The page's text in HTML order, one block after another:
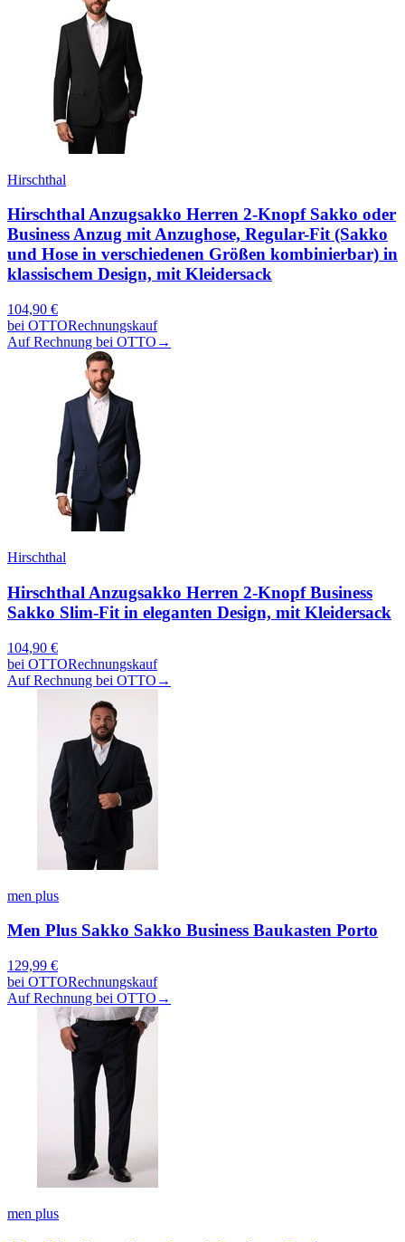
Hirschthal
Hirschthal Anzugsakko Herren 2-Knopf Sakko oder
Business Anzug mit Anzughose, Regular-Fit (Sakko
und Hose in verschiedenen Größen kombinierbar) in
klassischem Design, mit Kleidersack
104,90 €
bei OTTORechnungskauf
Auf Rechnung bei OTTO →
Hirschthal
Hirschthal Anzugsakko Herren 2-Knopf Business
Sakko Slim-Fit in eleganten Design, mit Kleidersack
104,90 €
bei OTTORechnungskauf
Auf Rechnung bei OTTO →
men plus
Men Plus Sakko Sakko Business Baukasten Porto
129,99 €
bei OTTORechnungskauf
Auf Rechnung bei OTTO →
men plus